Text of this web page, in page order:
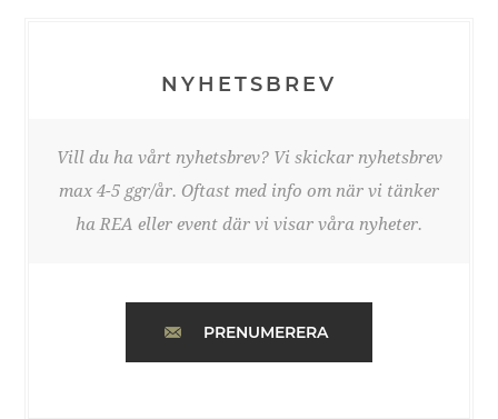
NYHETSBREV
Vill du ha vårt nyhetsbrev? Vi skickar nyhetsbrev
max 4-5 ggr/år. Oftast med info om när vi tänker
ha REA eller event där vi visar våra nyheter.
PRENUMERERA